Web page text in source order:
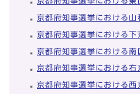
京都府知事選挙における
京都府知事選挙における
京都府知事選挙における南
京都府知事選挙における
京都府知事選挙における